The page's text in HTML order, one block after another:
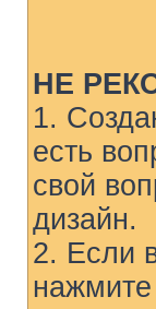
НЕ
1.
есть
свой
дизайн.
2. Если
нажмите